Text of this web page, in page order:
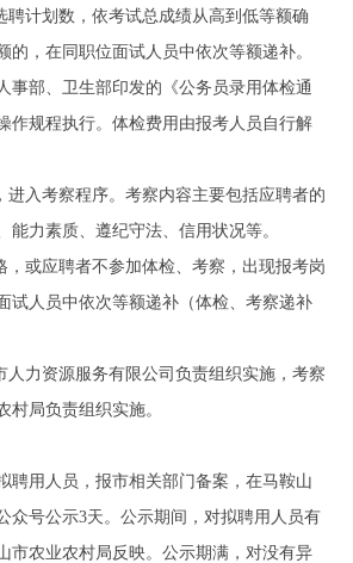
聘计划数，依考试总成绩从高到低等额确
的，在同职位面试人员中依次等额递补。
事部、卫生部印发的《公务员录用体检通
作规程执行。体检费用由报考人员自行解
进入考察程序。考察内容主要包括应聘者的
能力素质、遵纪守法、信用状况等。
，或应聘者不参加体检、考察，出现报考岗
试人员中依次等额递补（体检、考察递补
人力资源服务有限公司负责组织实施，考察
村局负责组织实施。
聘用人员，报市相关部门备案，在马鞍山
众号公示3天。公示期间，对拟聘用人员有
市农业农村局反映。公示期满，对没有异